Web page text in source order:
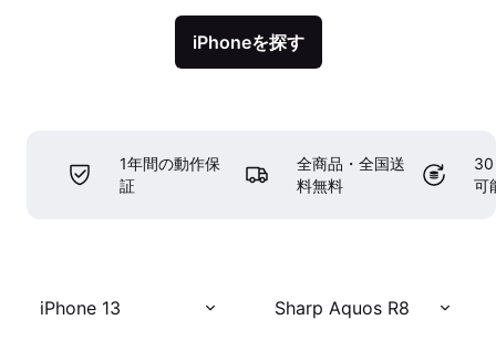
iPhoneを探す
1年間の動作保
証
全商品・全国送
料無料
30
可
iPhone 13 Sharp Aquos R8